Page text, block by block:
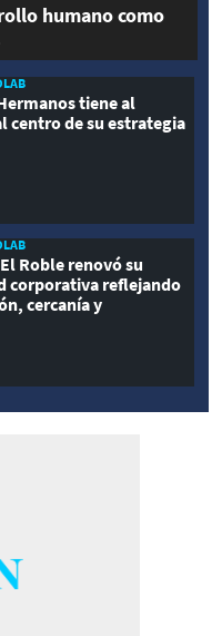
humano como
tiene al
centro de su estrategia
Roble renovó su
corporativa reflejando
cercanía y